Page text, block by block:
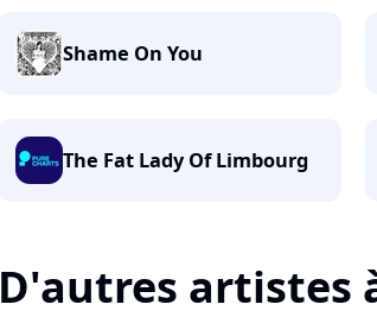
Shame On You
The Fat Lady Of Limbourg
D'autres artistes